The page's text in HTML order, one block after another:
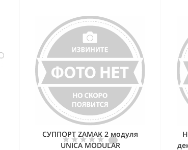
СУППОРТ ZAMAK 2 модуля
UNICA MODULAR